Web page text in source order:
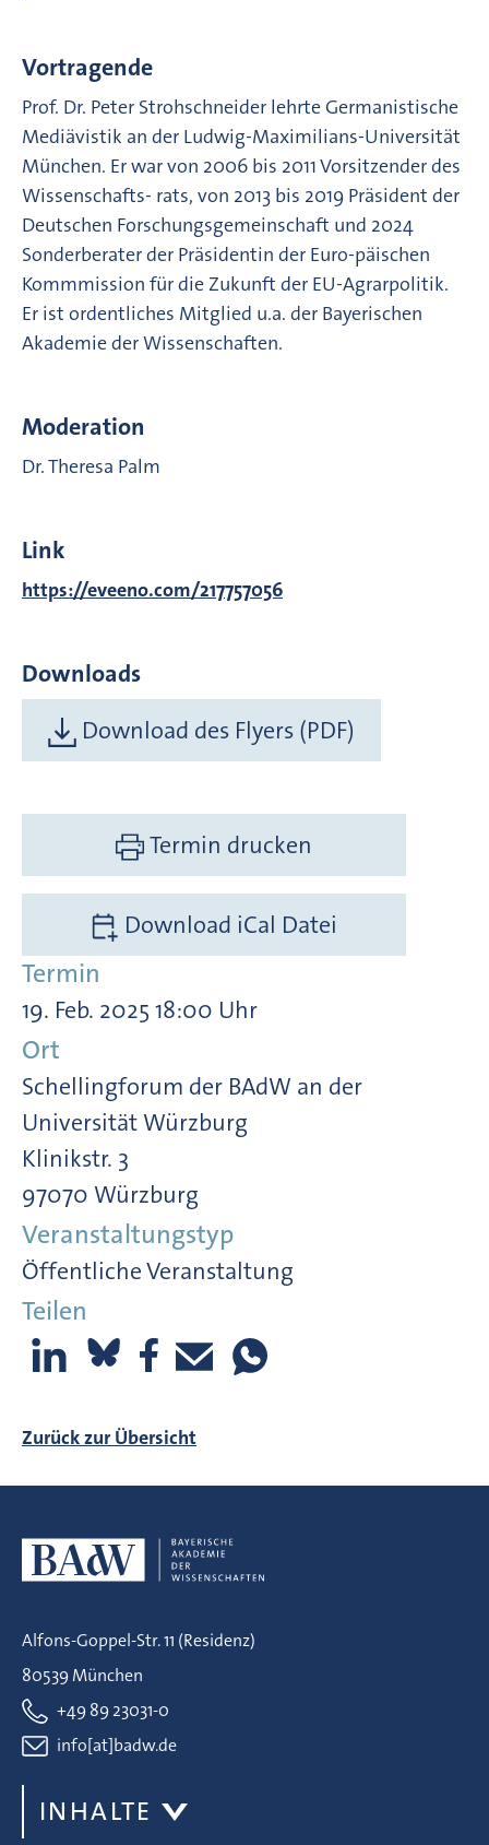
Vortragende
Prof. Dr. Peter Strohschneider lehrte Germanistische
Mediävistik an der Ludwig-Maximilians-Universität
München. Er war von 2006 bis 2011 Vorsitzender des
Wissenschafts- rats, von 2013 bis 2019 Präsident der
Deutschen Forschungsgemeinschaft und 2024
Sonderberater der Präsidentin der Euro-päischen
Kommmission für die Zukunft der EU-Agrarpolitik.
Er ist ordentliches Mitglied u.a. der Bayerischen
Akademie der Wissenschaften.
Moderation
Dr. Theresa Palm
Link
https://eveeno.com/217757056
Downloads
Download des Flyers (PDF)
Termin drucken
Download iCal Datei
Termin
19. Feb. 2025 18:00 Uhr
Ort
Schellingforum der BAdW an der
Universität Würzburg
Klinikstr. 3
97070 Würzburg
Veranstaltungstyp
Öffentliche Veranstaltung
Teilen
Zurück zur Übersicht
Alfons-Goppel-Str. 11 (Residenz)
80539 München
+49 89 23031-0
info[at]badw.de
INHALTE